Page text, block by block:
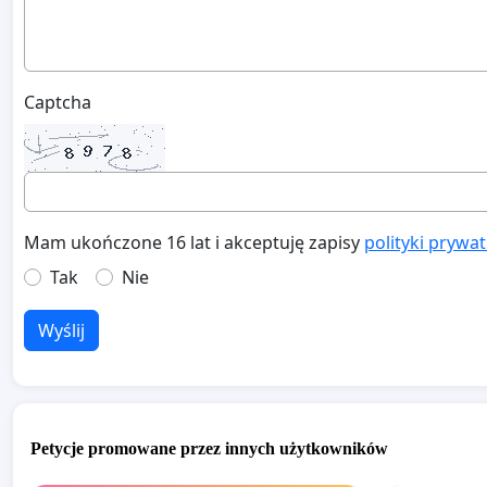
Captcha
Mam ukończone 16 lat i akceptuję zapisy polityki
Tak
Nie
Wyślij
Petycje promowane przez innych użytkowników